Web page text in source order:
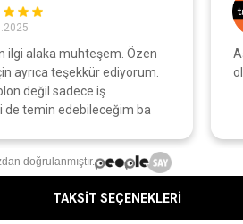
ilgi alaka muhteşem. Özen
ayrıca teşekkür ediyorum.
değil sadece iş
temin edebileceğim ba
doğrulanmıştır.
TAKSİT SEÇENEKLERİ